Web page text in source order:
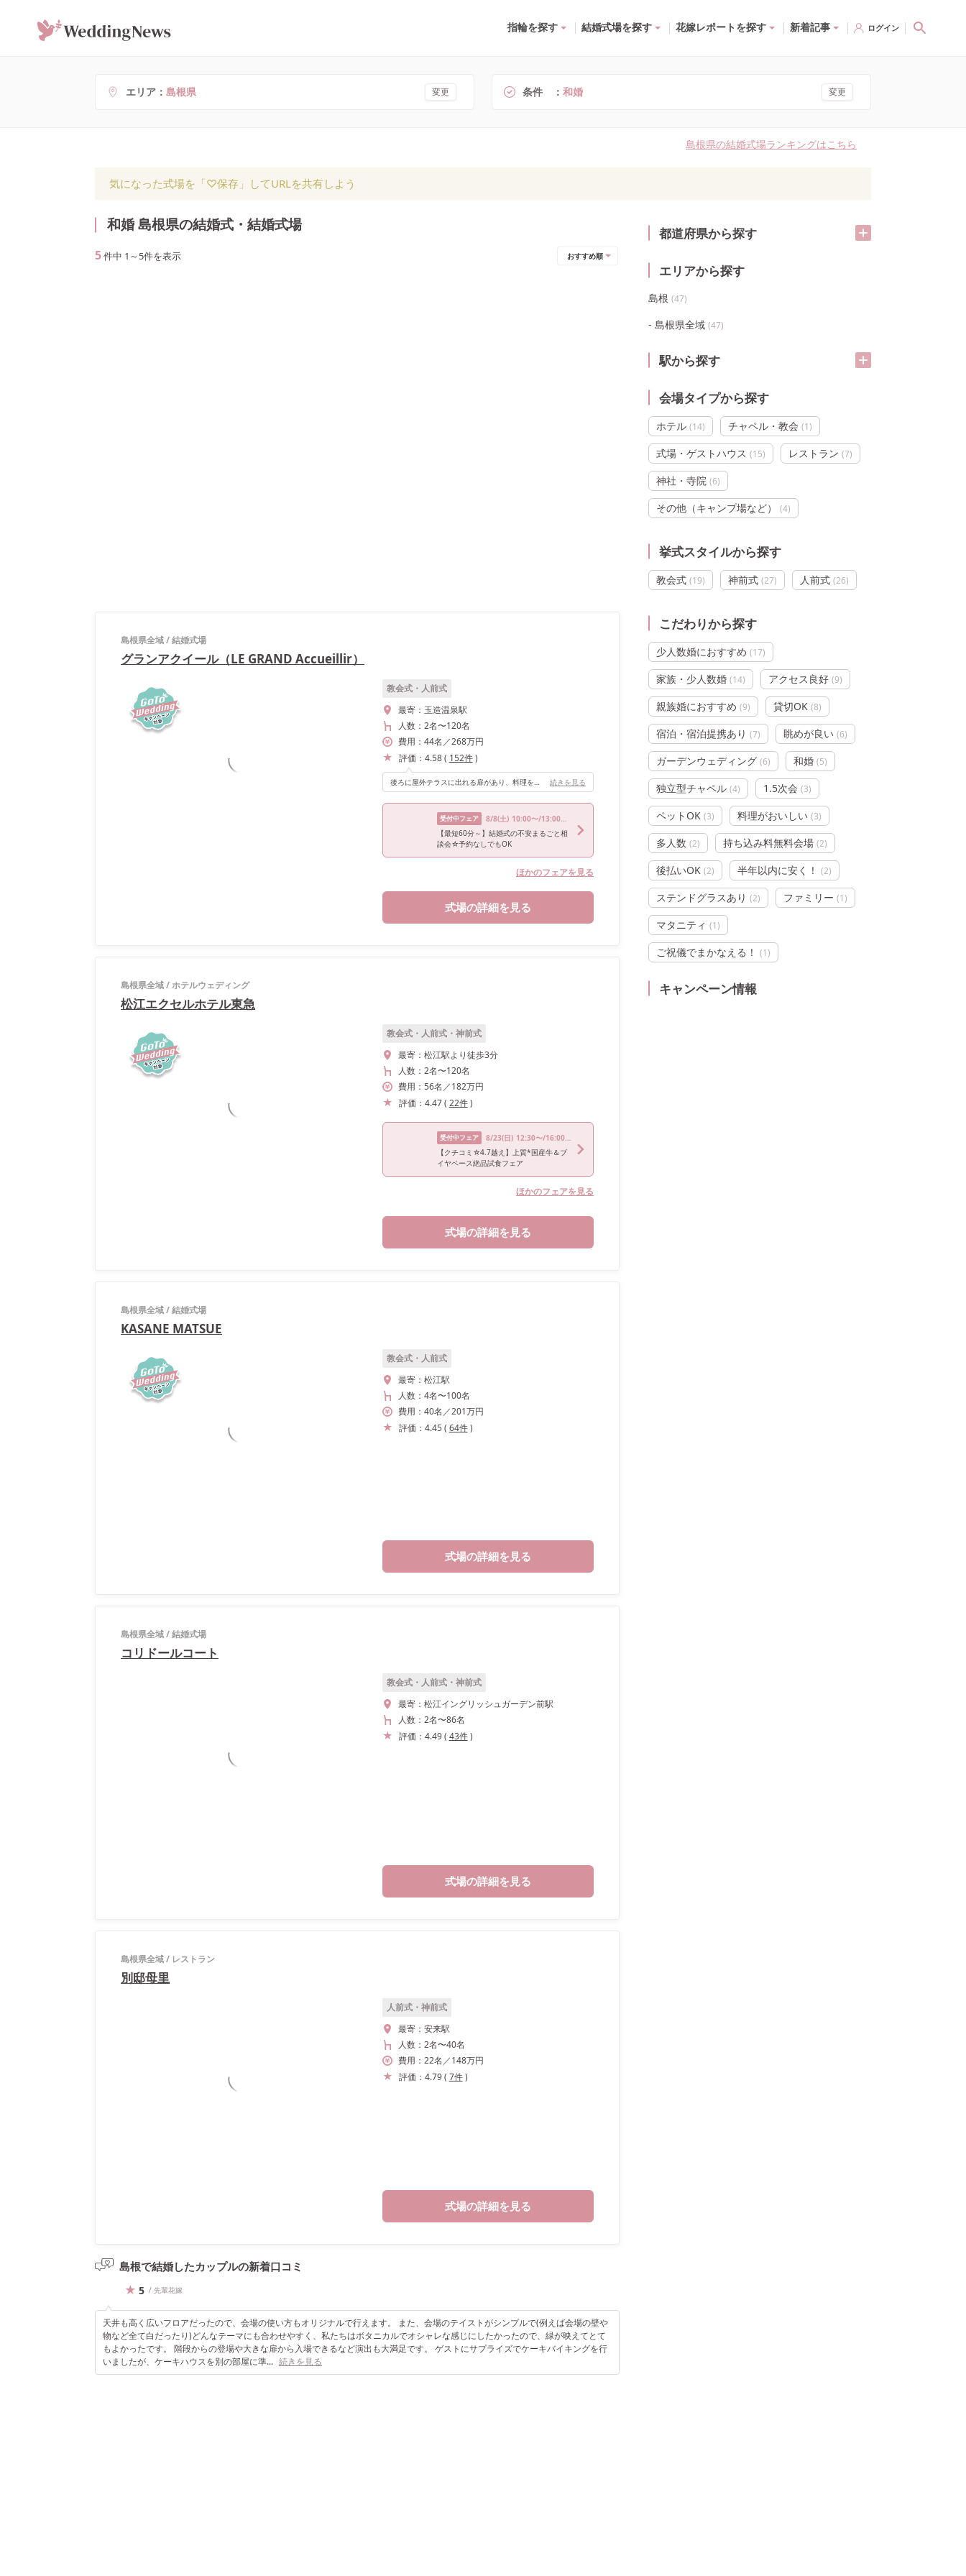
指輪を探す 結婚式場を探す 花嫁レポートを探す 新着記事 ログイン
エリア 島根県 変更 条件 和婚 変更
島根県の結婚式場ランキングはこちら
気になった式場を「♡保存」してURLを共有しよう
都道府県から探す
エリアから探す
島根 (47)
島根県全域 (47)
駅から探す
会場タイプから探す
ホテル (14) チャペル・教会 (1)
式場・ゲストハウス (15) レストラン (7)
神社・寺院 (6)
その他（キャンプ場など） (4)
挙式スタイルから探す
教会式 (19) 神前式 (27) 人前式 (26)
こだわりから探す
少人数婚におすすめ (17)
家族・少人数婚 (14) アクセス良好 (9)
親族婚におすすめ (9) 貸切OK (8)
宿泊・宿泊提携あり (7) 眺めが良い (6)
ガーデンウェディング (6) 和婚 (5)
独立型チャペル (4) 1.5次会 (3)
ペットOK (3) 料理がおいしい (3)
多人数 (2) 持ち込み料無料会場 (2)
後払いOK (2) 半年以内に安く！ (2)
ステンドグラスあり (2) ファミリー (1)
マタニティ (1)
ご祝儀でまかなえる！ (1)
キャンペーン情報
和婚 島根県の結婚式・結婚式場
5件中 1 ～ 5件を表示 おすすめ順
島根県全域/結婚式場
グランアクイール（LE GRAND Accueillir）
教会式・人前式
最寄： 玉造温泉駅
人数： 2名〜120名
費用： 44名 ／268万円
評価： 4.58( 152件)
後ろに屋外テラスに出れる扉があり、料理をBBQにしたかったので、この会場を選びました。サプライズ演出で扉が開いた瞬間の、青空とみんなのびっくりした声が今でも忘れられません！ 続きを見る
受付中フェア 8/8(土) 10:00〜/13:00〜/15:30〜/19:00〜
【最短60分～】結婚式の不安まるごと相
談会☆予約なしでもOK
ほかのフェアを見る
式場の詳細を見る
島根県全域/ホテルウェディング
松江エクセルホテル東急
教会式・人前式・神前式
最寄： 松江駅より徒歩3分
人数： 2名〜120名
費用： 56名 ／182万円
評価： 4.47( 22件)
受付中フェア 8/23(日) 12:30〜/16:00〜
【クチコミ☆4.7越え】上質*国産牛＆ブ
イヤベース絶品試食フェア
ほかのフェアを見る
式場の詳細を見る
島根県全域/結婚式場
KASANE MATSUE
教会式・人前式
最寄： 松江駅
人数： 4名〜100名
費用： 40名 ／201万円
評価： 4.45( 64件)
式場の詳細を見る
島根県全域/結婚式場
コリドールコート
教会式・人前式・神前式
最寄： 松江イングリッシュガーデン前駅
人数： 2名〜86名
評価： 4.49( 43件)
式場の詳細を見る
島根県全域/ レストラン
別邸母里
人前式・神前式
最寄： 安来駅
人数： 2名〜40名
費用： 22名 ／148万円
評価： 4.79( 7件)
式場の詳細を見る
島根で結婚したカップルの新着口コミ
5 / 先輩花嫁
天井も高く広いフロアだったので、会場の使い方もオリジナルで行えます。 また、会場のテイストがシンプルで(例えば会場の壁や
物など全て白だったり)どんなテーマにも合わせやすく、私たちはボタニカルでオシャレな感じにしたかったので、緑が映えてとて
もよかったです。 階段からの登場や大きな扉から入場できるなど演出も大満足です。 ゲストにサプライズでケーキバイキングを行
いましたが、ケーキハウスを別の部屋に準... 続きを見る